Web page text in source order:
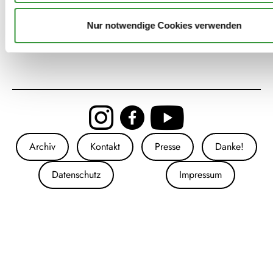
Nur notwendige Cookies verwenden
Archiv Kontakt Presse
Danke!
Datenschutz
Impressum